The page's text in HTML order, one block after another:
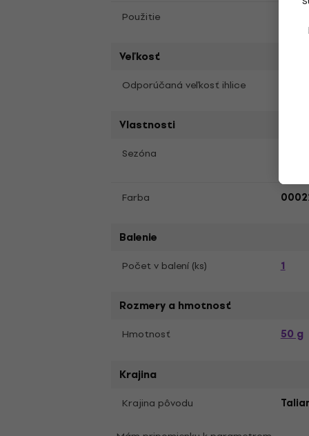
Použitie
Veľkosť
Odporúčaná veľkosť ihlice
Vlastnosti
Sezóna
Farba
Balenie
Počet v balení (ks) 1
Rozmery a hmotnosť
Hmotnosť 50 g
Krajina
Krajina pôvodu